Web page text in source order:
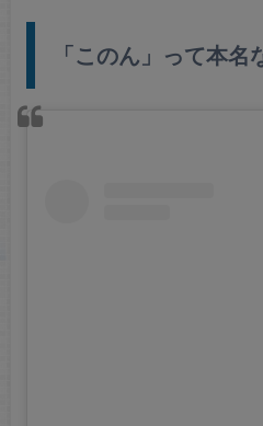
「このん」って本名